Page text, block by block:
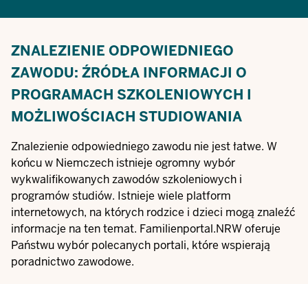
ZNALEZIENIE ODPOWIEDNIEGO
ZAWODU: ŹRÓDŁA INFORMACJI O
PROGRAMACH SZKOLENIOWYCH I
MOŻLIWOŚCIACH STUDIOWANIA
Znalezienie odpowiedniego zawodu nie jest łatwe. W
końcu w Niemczech istnieje ogromny wybór
wykwalifikowanych zawodów szkoleniowych i
programów studiów. Istnieje wiele platform
internetowych, na których rodzice i dzieci mogą znaleźć
informacje na ten temat. Familienportal.NRW oferuje
Państwu wybór polecanych portali, które wspierają
poradnictwo zawodowe.